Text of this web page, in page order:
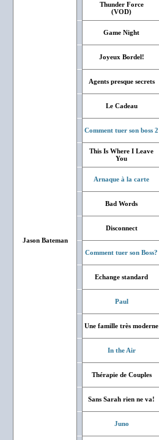
Jason Bateman
Thunder Force
(VOD)
Game Night
Joyeux Bordel!
Agents presque secrets
Le Cadeau
Comment tuer son boss 2
This Is Where I Leave
You
Arnaque à la carte
Bad Words
Disconnect
Comment tuer son Boss?
Echange standard
Paul
Une famille très moderne
In the Air
Thérapie de Couples
Sans Sarah rien ne va!
Juno